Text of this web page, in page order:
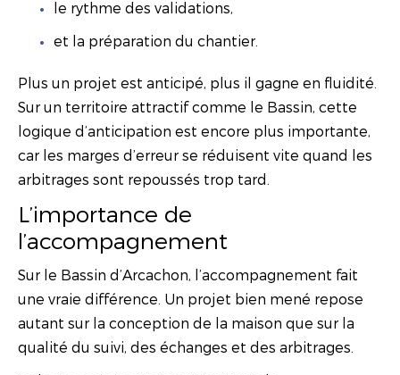
le rythme des validations,
et la préparation du chantier.
Plus un projet est anticipé, plus il gagne en fluidité.
Sur un territoire attractif comme le Bassin, cette
logique d’anticipation est encore plus importante,
car les marges d’erreur se réduisent vite quand les
arbitrages sont repoussés trop tard.
L’importance de
l’accompagnement
Sur le Bassin d’Arcachon, l’accompagnement fait
une vraie différence. Un projet bien mené repose
autant sur la conception de la maison que sur la
qualité du suivi, des échanges et des arbitrages.